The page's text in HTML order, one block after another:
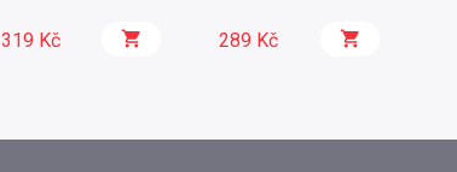
319 Kč 289 Kč